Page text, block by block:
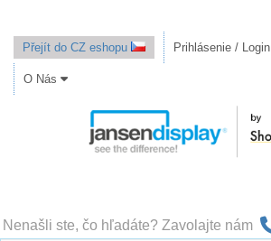
Přejít do CZ eshopu Prihlásenie / Login
O Nás
Nenašli ste, čo hľadáte? Zavolajte nám